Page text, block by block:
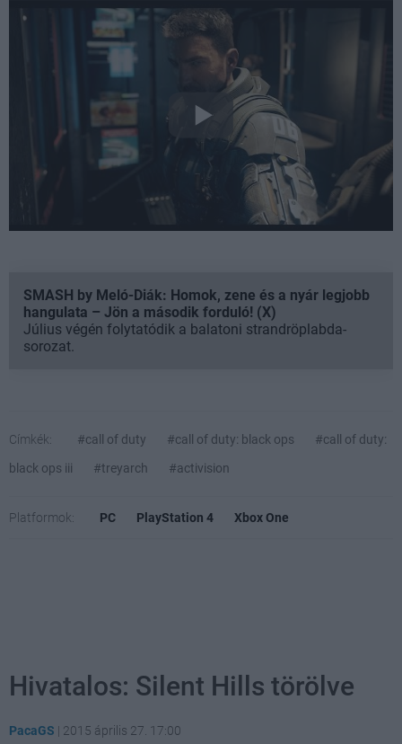
SMASH by Meló-Diák: Homok, zene és a nyár legjobb
hangulata – Jön a második forduló! (X)
Július végén folytatódik a balatoni strandröplabda-
sorozat.
Címkék: #call of duty #call of duty: black ops
#call of duty:
black ops iii
#treyarch #activision
Platformok: PC PlayStation 4 Xbox One
Hivatalos: Silent Hills törölve
PacaGS | 2015 április 27. 17:00